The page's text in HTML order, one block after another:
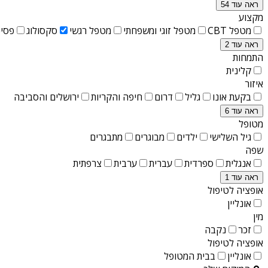
ראה עוד 54
מקצוע
מטפל CBT
מטפל זוגי ומשפחתי מטפל רגשי סקסולוג
ראה עוד 2
התמחות
קלינית
איזור
בקעת אונו
גליל דרום חיפה והקריות ירושלים והסביבה
ראה עוד 6
מטופל
גיל השלישי
ילדים מבוגרים
מתבגרים
שפה
אנגלית
ספרדית עברית ערבית צרפתית
ראה עוד 1
אופציה לטיפול
אונליין
מין
זכר
נקבה
אופציה לטיפול
אונליין
בבית המטופל